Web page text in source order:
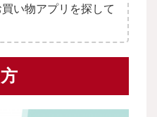
い物アプリを探して